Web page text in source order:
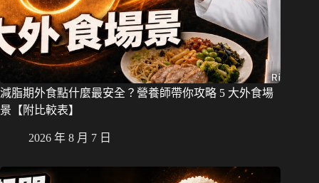
減脂期外食點什麼最安全？營養師帶你攻略 5 大外食場
景【附比較表】
2026 年 8 月 7 日